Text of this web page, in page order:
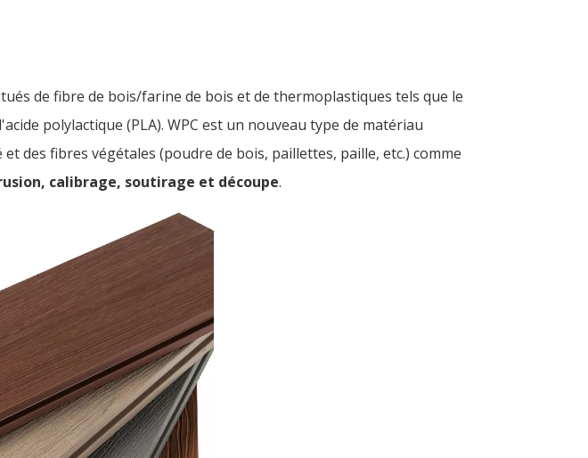
de fibre de bois/farine de bois et de thermoplastiques tels que le
polylactique (PLA). WPC est un nouveau type de matériau
des fibres végétales (poudre de bois, paillettes, paille, etc.) comme
calibrage, soutirage et découpe.